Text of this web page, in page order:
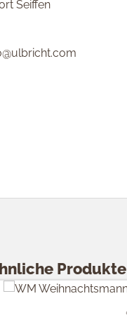
Seiffen
Produkte